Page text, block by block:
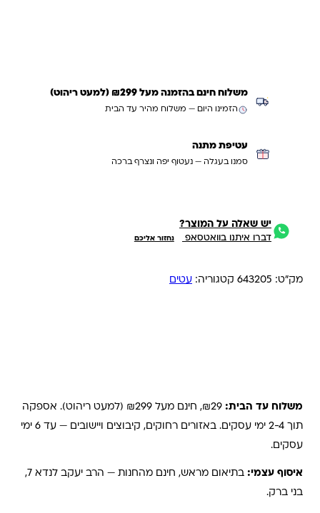
משלוח חינם בהזמנה מעל ₪299 (למעט ריהוט)
הזמינו היום — משלוח מהיר עד הבית
עטיפת מתנה
סמנו בעגלה — נעטוף יפה ונצרף ברכה
יש שאלה על המוצר?
דברו איתנו בוואטסאפ נחזור אליכם
מק"ט: 643205 קטגוריה: עטים
משלוח עד הבית: ₪29, חינם מעל ₪299 (למעט ריהוט). אספקה
תוך 2-4 ימי עסקים. באזורים רחוקים, קיבוצים ויישובים — עד 6 ימי
עסקים.
איסוף עצמי: בתיאום מראש, חינם מהחנות — הרב יעקב לנדא 7,
בני ברק.